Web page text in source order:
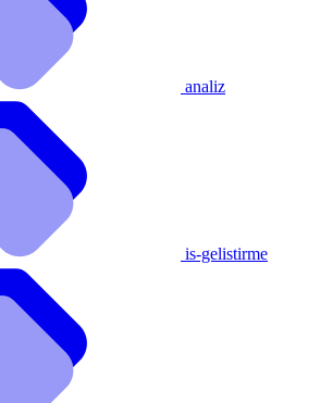
analiz
is-gelistirme